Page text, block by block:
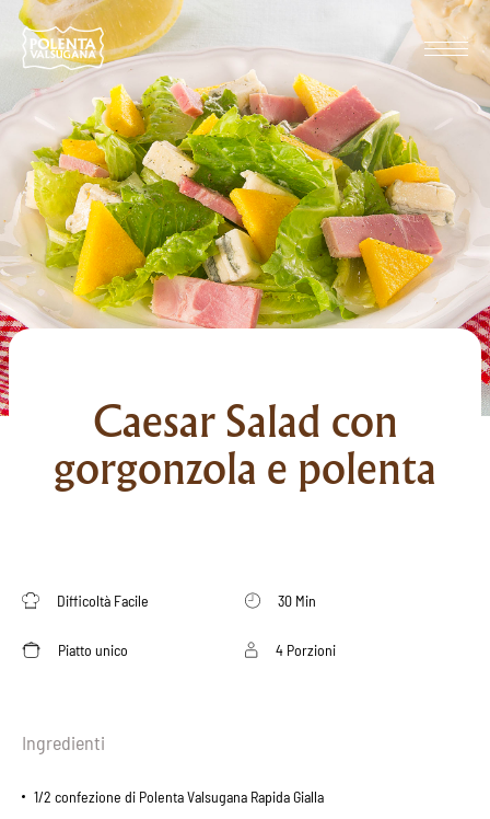
Caesar Salad con
gorgonzola e polenta
Difficoltà Facile 30 Min
Piatto unico 4 Porzioni
Ingredienti
1/2 confezione di Polenta Valsugana Rapida Gialla